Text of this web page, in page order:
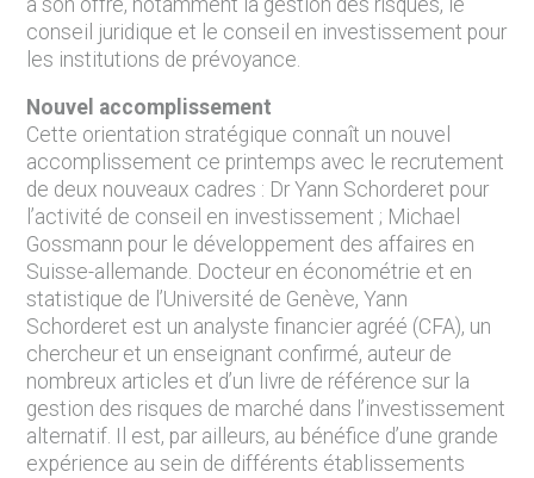
conseil juridique et le conseil en investissement pour
les institutions de prévoyance.
Nouvel accomplissement
Cette orientation stratégique connaît un nouvel
accomplissement ce printemps avec le recrutement
de deux nouveaux cadres : Dr Yann Schorderet pour
l’activité de conseil en investissement ; Michael
Gossmann pour le développement des affaires en
Suisse-allemande. Docteur en économétrie et en
statistique de l’Université de Genève, Yann
Schorderet est un analyste financier agréé (CFA), un
chercheur et un enseignant confirmé, auteur de
nombreux articles et d’un livre de référence sur la
gestion des risques de marché dans l’investissement
alternatif. Il est, par ailleurs, au bénéfice d’une grande
expérience au sein de différents établissements